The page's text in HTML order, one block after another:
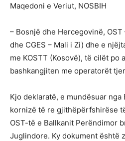
Maqedoni e Veriut, NOSBIH
– Bosnjë dhe Hercegovinë,
dhe CGES – Mali i Zi) dhe e
me KOSTT (Kosovë), të cilët po
bashkangjiten me operatorët
Kjo deklaratë, e mundësuar
kornizë të re gjithëpërfshirëse
OST-të e Ballkanit Perëndimor
Juglindore. Ky dokument është